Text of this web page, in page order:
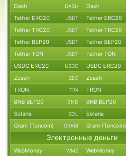
Dash DASH Dash
Tether ERC20 USDT Tether ERC20
Tether TRC20 USDT Tether TRC20
Tether BEP20 USDT Tether BEP20
Tether TON USDT Tether TON
USDC ERC20 USDC USDC ERC20
Zcash ZEC Zcash
TRON TRX TRON
BNB BEP20 BNB BNB BEP20
Solana SOL Solana
Gram (Toncoin) GRAM Gram (Toncoin)
Электронные деньги
WebMoney WMZ WebMoney